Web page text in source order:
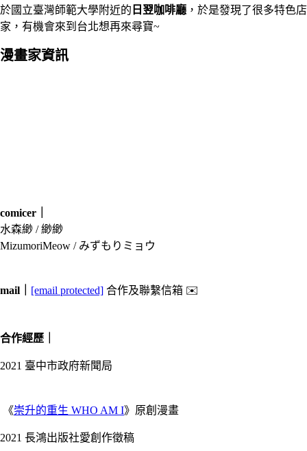
於國立臺灣師範大學附近的 日翌咖啡廳 ，於是發現了很多特色店
家，有機會來到台北想再來尋寶~
漫畫家資訊
comicer｜
水森緲 / 緲緲
MizumoriMeow / みずもりミョウ
mail｜ [email protected] 合作及聯繫信箱 ✉️
合作經歷｜
2021 臺中市政府新聞局
《崇升的重生 WHO AM I》原創漫畫
2021 長鴻出版社愛創作徵稿